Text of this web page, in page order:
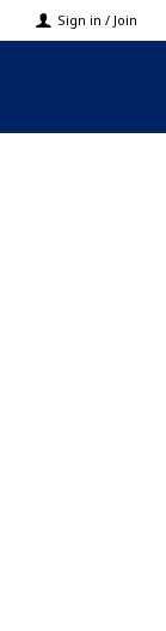
Sign in / Join